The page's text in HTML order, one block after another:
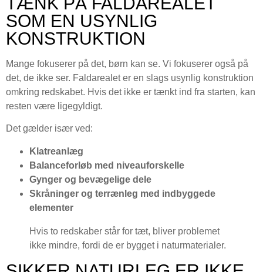
SOM EN USYNLIG
KONSTRUKTION
Mange fokuserer på det, børn kan se. Vi fokuserer også på
det, de ikke ser. Faldarealet er en slags usynlig konstruktion
omkring redskabet. Hvis det ikke er tænkt ind fra starten, kan
resten være ligegyldigt.
Det gælder især ved:
Klatreanlæg
Balanceforløb med niveauforskelle
Gynger og bevægelige dele
Skråninger og terrænleg med indbyggede
elementer
Hvis to redskaber står for tæt, bliver problemet
ikke mindre, fordi de er bygget i naturmaterialer.